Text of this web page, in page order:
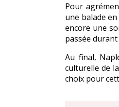
Pour
une balade
encore une
passée
Au final,
culturelle de
choix pour